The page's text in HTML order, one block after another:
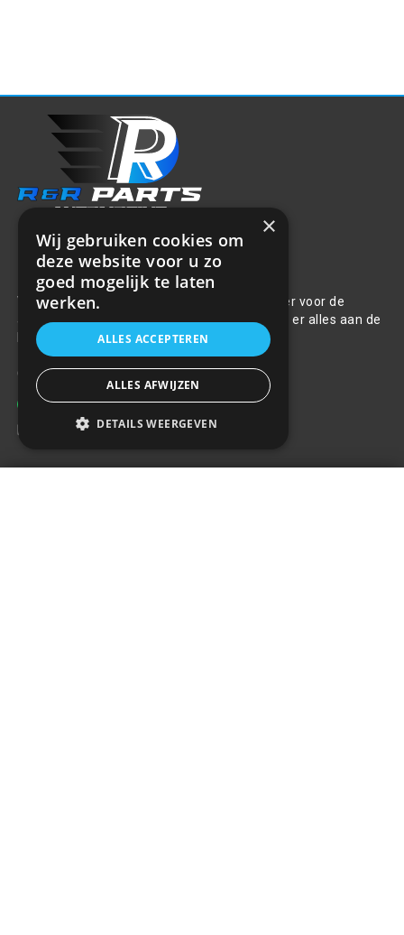
Over ons
Welkom bij R&R Parts Automotive, uw partner voor de
aanschaf van alle auto accessoires. Wij doen er alles aan de
beste selectie, service & prijs te bieden.
Contact
+31(0)85 486 83 17
info@rrparts.nl
×
Wij gebruiken cookies om
deze website voor u zo
goed mogelijk te laten
werken.
ALLES ACCEPTEREN
ALLES AFWIJZEN
DETAILS WEERGEVEN